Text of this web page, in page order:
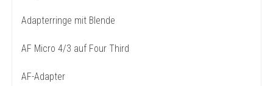
Adapterringe mit Blende
AF Micro 4/3 auf Four Third
AF-Adapter